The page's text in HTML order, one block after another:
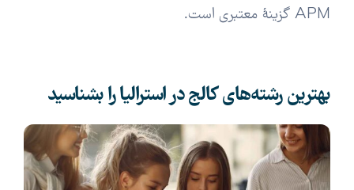
APM گزینهٔ معتبری است.
بهترین رشته‌های کالج در استرالیا را بشناسید